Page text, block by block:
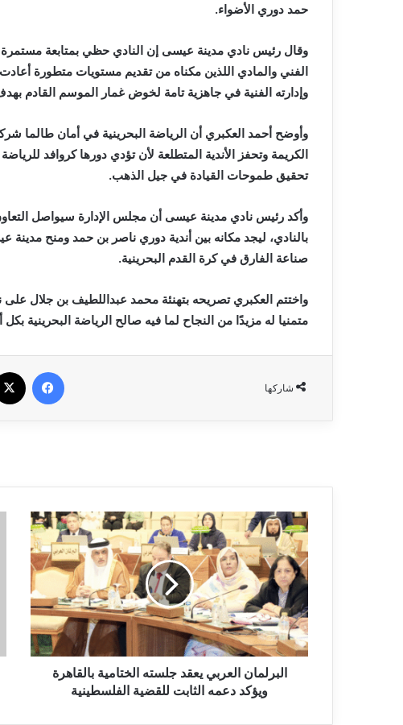
‬حمد‭ ‬دوري‭ ‬الأضواء‭.‬
‬وإدارته‭ ‬الفنية‭ ‬في‭ ‬جاهزية‭ ‬تامة‭ ‬لخوض‭ ‬غمار‭ ‬الموسم‭ ‬القادم‭ ‬بهدف‭ ‬واضح‭ ‬وهو‭ ‬الصعود‭ ‬للدوري‭ ‬الممتاز‭.‬
‬تحقيق‭ ‬طموحات‭ ‬القيادة‭ ‬في‭ ‬جيل‭ ‬الذهب‭.‬
‬صناعة‭ ‬الفارق‭ ‬في‭ ‬كرة‭ ‬القدم‭ ‬البحرينية‭.‬
‬متمنيا‭ ‬له‭ ‬مزيدًا‭ ‬من‭ ‬النجاح‭ ‬لما‭ ‬فيه‭ ‬صالح‭ ‬الرياضة‭ ‬البحرينية‭ ‬بكل‭ ‬ألعابها‭ ‬وفئاتها‭.‬
شاركها
فيسبوك
البرلمان العربي يعقد جلسته الختامية بالقاهرة
ويؤكد دعمه الثابت للقضية الفلسطينية